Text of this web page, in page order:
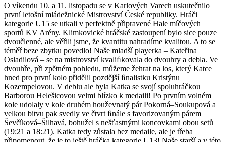
O víkendu 10. a 11. listopadu se v Karlových Varech uskutečnilo
první letošní mládežnické Mistrovství České republiky. Hráči
kategorie U15 se utkali v perfektně připravené Hale míčových
sportů KV Arény. Klimkovické hráčské zastoupení bylo sice pouze
dvoučlenné, ale věřili jsme, že kvantitu nahradíme kvalitou. A to se
téměř beze zbytku povedlo! Naše mladší playerka – Kateřina
Osladilová – se na mistrovství kvaliﬁkovala do dvouhry a debla. Ve
dvouhře, při zpětném pohledu, můžeme žehrat na los, který Katce
hned pro první kolo přidělil pozdější ﬁnalistku Kristýnu
Kozempelovou. V deblu ale byla Katka se svojí spoluhráčkou
Barborou Helešicovou velmi blízko k medaili! Po prvním volném
kole udolaly v kole druhém houževnatý pár Pokorná–Soukupová a
velkou bitvu pak svedly ve čtvrt ﬁnále s favorizovaným párem
Ševčíková–Šilhavá, bohužel s nešťastnými koncovkami obou setů
(19:21 a 18:21). Katka tedy zůstala bez medaile, ale je třeba